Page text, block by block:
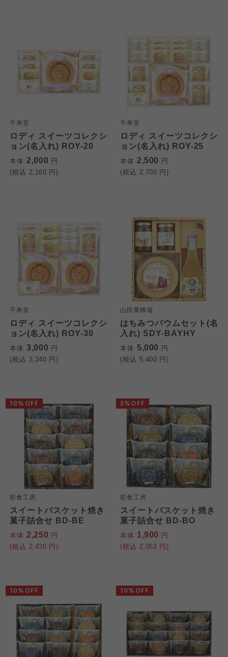
千寿堂
ロディ スイーツコレクシ
ョン(名入れ) ROY-20
本体 2,000 円
(税込 2,160 円)
千寿堂
ロディ スイーツコレクシ
ョン(名入れ) ROY-25
本体 2,500 円
(税込 2,700 円)
千寿堂
ロディ スイーツコレクシ
ョン(名入れ) ROY-30
本体 3,000 円
(税込 3,240 円)
山田養蜂場
はちみつバウムセット(名
入れ) SDY-BAYHY
本体 5,000 円
(税込 5,400 円)
彩食工房
スイートバスケット焼き
菓子詰合せ BD-BE
本体 2,250 円
(税込 2,430 円)
10%OFF
彩食工房
スイートバスケット焼き
菓子詰合せ BD-BO
本体 1,900 円
(税込 2,052 円)
5%OFF
10%OFF 10%OFF